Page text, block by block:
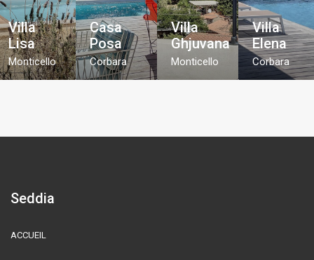
Villa
Lisa
Monticello
Casa
Posa
Corbara
Villa
Ghjuvana
Monticello
Villa
Elena
Corbara
Seddia
ACCUEIL